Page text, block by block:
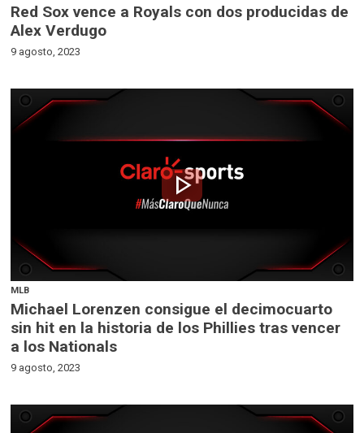
Red Sox vence a Royals con dos producidas de
Alex Verdugo
9 agosto, 2023
play_arrow
MLB
Michael Lorenzen consigue el decimocuarto
sin hit en la historia de los Phillies tras vencer
a los Nationals
9 agosto, 2023